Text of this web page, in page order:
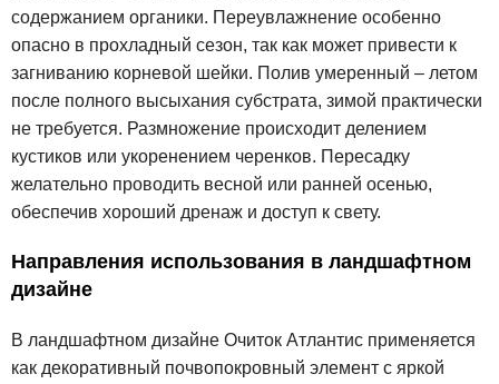
содержанием органики. Переувлажнение особенно
опасно в прохладный сезон, так как может привести к
загниванию корневой шейки. Полив умеренный – летом
после полного высыхания субстрата, зимой практически
не требуется. Размножение происходит делением
кустиков или укоренением черенков. Пересадку
желательно проводить весной или ранней осенью,
обеспечив хороший дренаж и доступ к свету.
Направления использования в ландшафтном
дизайне
В ландшафтном дизайне Очиток Атлантис применяется
как декоративный почвопокровный элемент с яркой